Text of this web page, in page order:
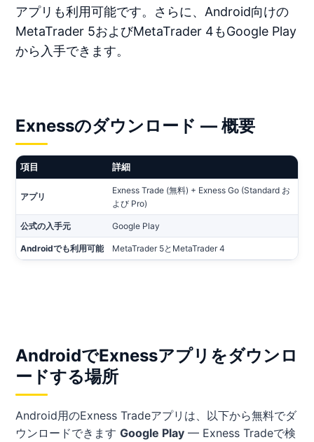
アプリも利用可能です。さらに、Android向けの
MetaTrader 5およびMetaTrader 4もGoogle Play
から入手できます。
Exnessのダウンロード — 概要
項目 詳細
アプリ
Exness Trade (無料) + Exness Go (Standard お
よび Pro)
公式の入手元 Google Play
Androidでも利用可能 MetaTrader 5とMetaTrader 4
AndroidでExnessアプリをダウンロ
ードする場所
Android用のExness Tradeアプリは、以下から無料でダ
ウンロードできます Google Play — Exness Tradeで検